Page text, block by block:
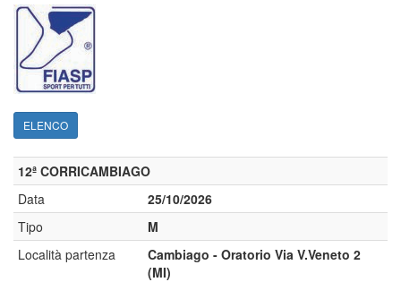
ELENCO
12ª CORRICAMBIAGO
Data
25/10/2026
Tipo
M
Località partenza
Cambiago - Oratorio Via V.Veneto 2
(MI)